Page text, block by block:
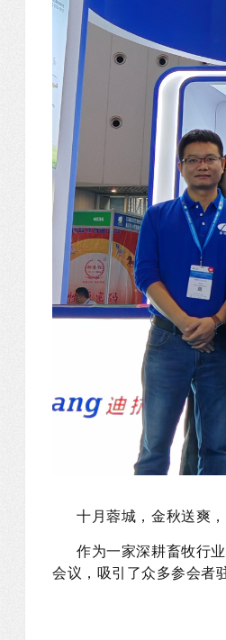
十月蓉城，金秋送爽
作为一家深耕畜牧行业
会议，吸引了众多参会者